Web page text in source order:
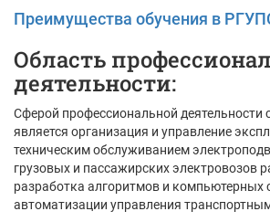
Преимущества обучения в
Область
деятельности:
Сферой профессиональной деятельности
является организация и управление
техническим обслуживанием
грузовых и пассажирских электровозов
разработка алгоритмов и компьютерных
автоматизации управления